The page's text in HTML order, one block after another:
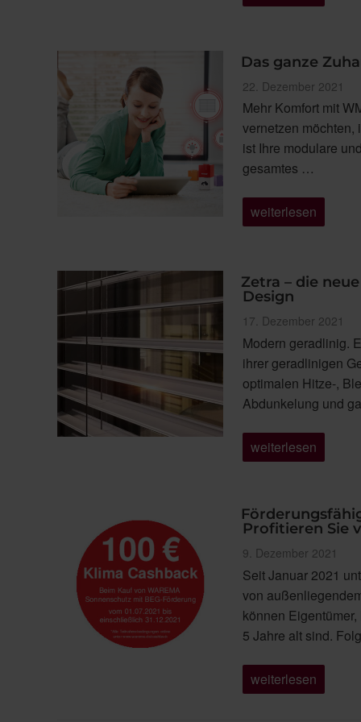
Lebens“
Das ganze
Veröffentlicht
am
22. Dezember 2021
Mehr Komfort mit
vernetzen möchten,
ist Ihre modulare
gesamtes …
„Das
ganze
App“
weiterlesen
Zetra – die
Design
Veröffentlicht
am
17. Dezember 2021
Modern geradlinig.
ihrer geradlinigen
optimalen Hitze-,
Abdunkelung und
„Zetra
–
für
Außenjalousien
im
modernen,
geradlinigen
Design“
weiterlesen
Profitieren Sie
Veröffentlicht
am
9. Dezember 2021
Seit Januar 2021
von
können
5 Jahre alt sind.
„Förderungsfähige
weiterlesen